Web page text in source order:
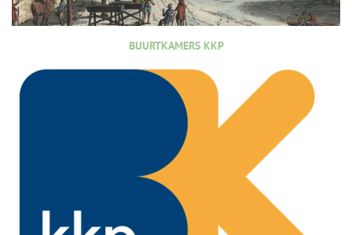
BUURTKAMERS KKP